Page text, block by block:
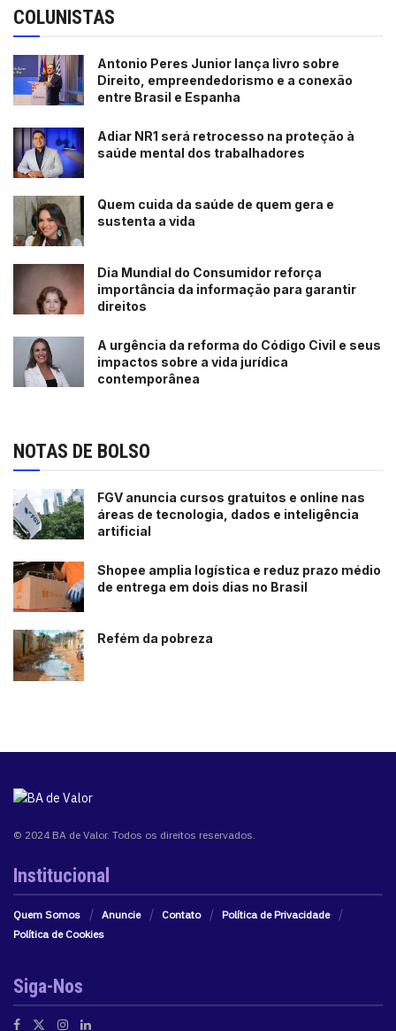
COLUNISTAS
Antonio Peres Junior lança livro sobre
Direito, empreendedorismo e a conexão
entre Brasil e Espanha
Adiar NR1 será retrocesso na proteção à
saúde mental dos trabalhadores
Quem cuida da saúde de quem gera e
sustenta a vida
Dia Mundial do Consumidor reforça
importância da informação para garantir
direitos
A urgência da reforma do Código Civil e seus
impactos sobre a vida jurídica
contemporânea
NOTAS DE BOLSO
FGV anuncia cursos gratuitos e online nas
áreas de tecnologia, dados e inteligência
artificial
Shopee amplia logística e reduz prazo médio
de entrega em dois dias no Brasil
Refém da pobreza
© 2024 BA de Valor. Todos os direitos reservados.
Institucional
Quem Somos Anuncie Contato
Política de Privacidade
Política de Cookies
Siga-Nos